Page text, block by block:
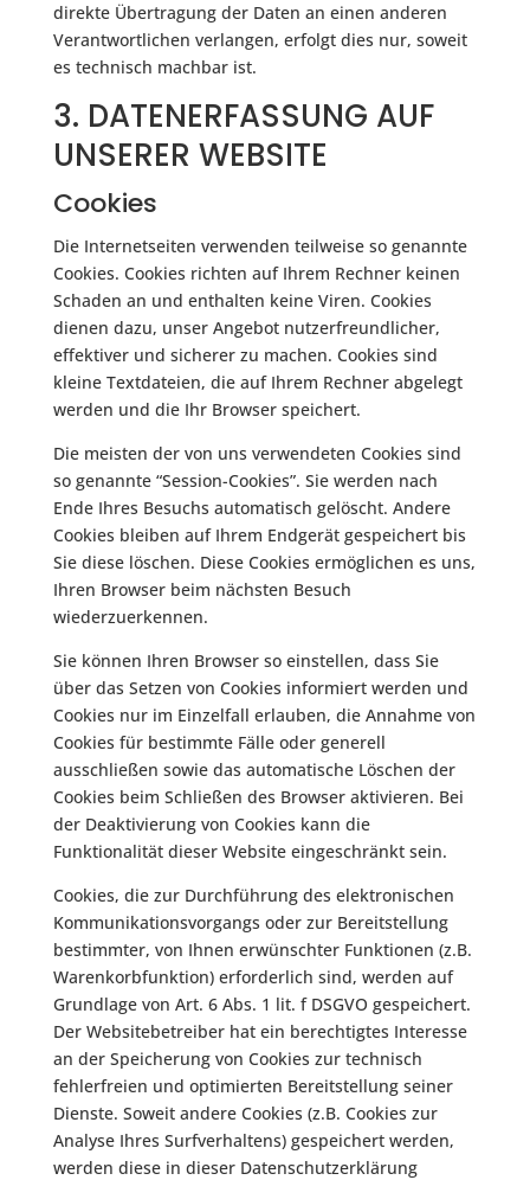
direkte Übertragung der Daten an einen anderen
Verantwortlichen verlangen, erfolgt dies nur, soweit
es technisch machbar ist.
3. DATENERFASSUNG AUF
UNSERER WEBSITE
Cookies
Die Internetseiten verwenden teilweise so genannte
Cookies. Cookies richten auf Ihrem Rechner keinen
Schaden an und enthalten keine Viren. Cookies
dienen dazu, unser Angebot nutzerfreundlicher,
effektiver und sicherer zu machen. Cookies sind
kleine Textdateien, die auf Ihrem Rechner abgelegt
werden und die Ihr Browser speichert.
Die meisten der von uns verwendeten Cookies sind
so genannte “Session-Cookies”. Sie werden nach
Ende Ihres Besuchs automatisch gelöscht. Andere
Cookies bleiben auf Ihrem Endgerät gespeichert bis
Sie diese löschen. Diese Cookies ermöglichen es uns,
Ihren Browser beim nächsten Besuch
wiederzuerkennen.
Sie können Ihren Browser so einstellen, dass Sie
über das Setzen von Cookies informiert werden und
Cookies nur im Einzelfall erlauben, die Annahme von
Cookies für bestimmte Fälle oder generell
ausschließen sowie das automatische Löschen der
Cookies beim Schließen des Browser aktivieren. Bei
der Deaktivierung von Cookies kann die
Funktionalität dieser Website eingeschränkt sein.
Cookies, die zur Durchführung des elektronischen
Kommunikationsvorgangs oder zur Bereitstellung
bestimmter, von Ihnen erwünschter Funktionen (z.B.
Warenkorbfunktion) erforderlich sind, werden auf
Grundlage von Art. 6 Abs. 1 lit. f DSGVO gespeichert.
Der Websitebetreiber hat ein berechtigtes Interesse
an der Speicherung von Cookies zur technisch
fehlerfreien und optimierten Bereitstellung seiner
Dienste. Soweit andere Cookies (z.B. Cookies zur
Analyse Ihres Surfverhaltens) gespeichert werden,
werden diese in dieser Datenschutzerklärung